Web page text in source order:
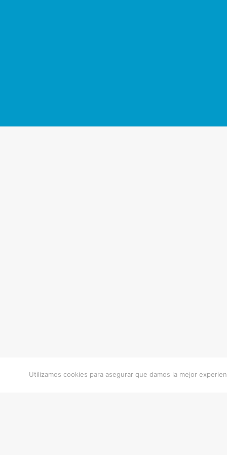
Utilizamos cookies para asegurar que damos la mejor